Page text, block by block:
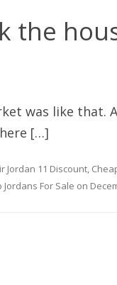
the
was like that.
[…]
Jordan 11 Discount,
Jordans For Sale on